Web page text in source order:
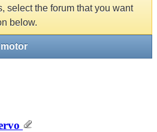
select the forum that you want
below.